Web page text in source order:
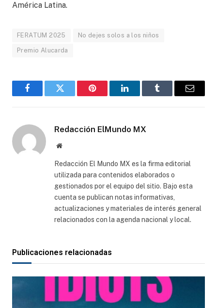
América Latina.
FERATUM 2025 No dejes solos a los niños
Premio Alucarda
FacebookGorjeo Pinterest LinkedInTumblr
Correo
Redacción ElMundo MX
Sitio
Redacción El Mundo MX es la firma editorial
utilizada para contenidos elaborados o
gestionados por el equipo del sitio. Bajo esta
cuenta se publican notas informativas,
actualizaciones y materiales de interés general
relacionados con la agenda nacional y local.
Publicaciones relacionadas